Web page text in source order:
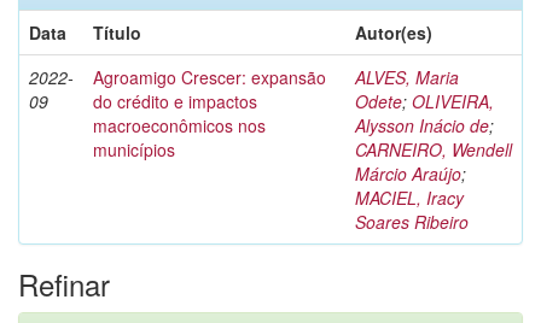
Data
Título
Autor(es)
2022-
09
Agroamigo Crescer: expansão
do crédito e impactos
macroeconômicos nos
municípios
ALVES, Maria
Odete; OLIVEIRA,
Alysson Inácio de;
CARNEIRO, Wendell
Márcio Araújo;
MACIEL, Iracy
Soares Ribeiro
Refinar